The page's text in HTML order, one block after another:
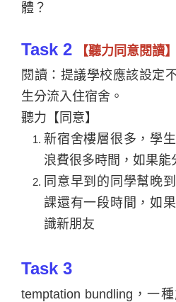
體？
Task 2
【聽力同意閱讀】
閱讀：提議學校應該設定
生分流入住宿舍。
聽力【同意】
新宿舍樓層很多，學
浪費很多時間，如果能
同意早到的同學幫晚
課還有一段時間，如
識新朋友
Task 3
temptation bundling ，一